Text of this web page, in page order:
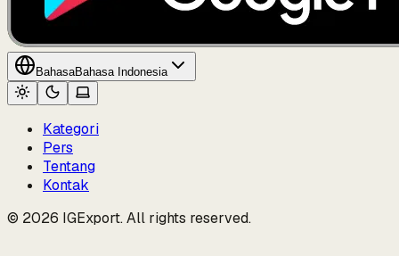
BahasaBahasa Indonesia
Kategori
Pers
Tentang
Kontak
© 2026 IGExport. All rights reserved.